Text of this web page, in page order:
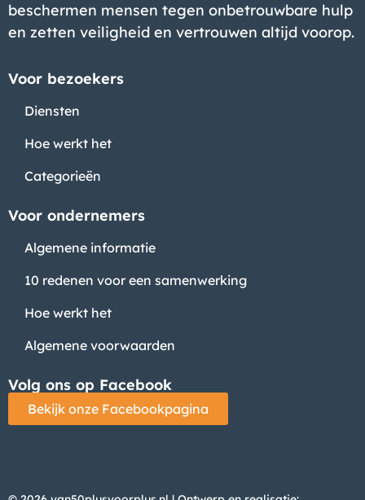
beschermen mensen tegen onbetrouwbare hulp
en zetten veiligheid en vertrouwen altijd voorop.
Voor bezoekers
Diensten
Hoe werkt het
Categorieën
Voor ondernemers
Algemene informatie
10 redenen voor een samenwerking
Hoe werkt het
Algemene voorwaarden
Volg ons op Facebook
Bekijk onze Facebookpagina